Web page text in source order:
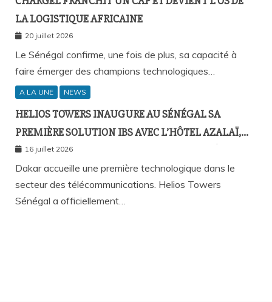
LA LOGISTIQUE AFRICAINE
20 juillet 2026
Le Sénégal confirme, une fois de plus, sa capacité à
faire émerger des champions technologiques…
A LA UNE NEWS
HELIOS TOWERS INAUGURE AU SÉNÉGAL SA
PREMIÈRE SOLUTION IBS AVEC L’HÔTEL AZALAÏ,
NOUVEAU STANDARD DE LA CONNECTIVITÉ
MOBILE À L’INTÉRIEUR DES BÂTIMENTS
16 juillet 2026
Dakar accueille une première technologique dans le
secteur des télécommunications. Helios Towers
Sénégal a officiellement…